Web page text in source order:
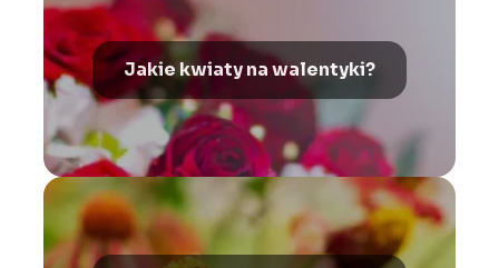
Jakie kwiaty na walentyki?